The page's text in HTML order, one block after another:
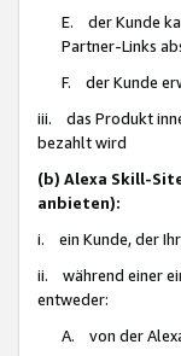
E. der Kunde
Partner-Links
F. der Kunde
iii. das Produkt
bezahlt wird
(b) Alexa Skill-
anbieten):
i. ein Kunde, der
ii. während einer
entweder:
A. von der